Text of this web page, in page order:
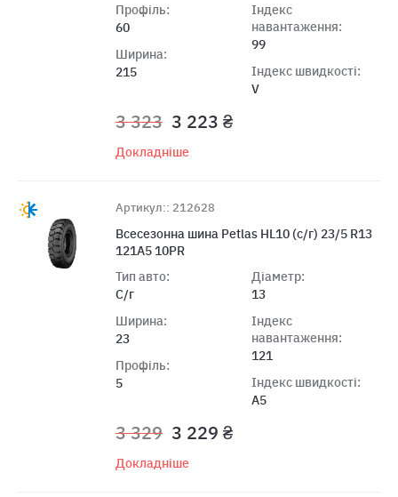
Профіль:
60
Ширина:
215
Індекс
навантаження:
99
Індекс швидкості:
V
3 323 3 223 ₴
Докладніше
Артикул:: 212628
Всесезонна шина Petlas HL10 (с/г) 23/5 R13
121A5 10PR
Тип авто:
С/г
Ширина:
23
Профіль:
5
Діаметр:
13
Індекс
навантаження:
121
Індекс швидкості:
A5
3 329 3 229 ₴
Докладніше